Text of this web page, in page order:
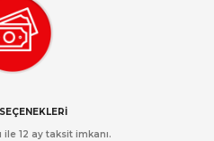
12 ay taksit imkanı.